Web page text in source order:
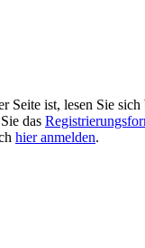
Seite ist, lesen Sie sich
das
hier anmelden.